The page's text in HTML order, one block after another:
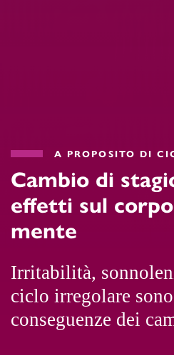
A PROPOSITO DI
Cambio di
effetti sul
mente
Irritabilità,
ciclo irregolare
conseguenze dei